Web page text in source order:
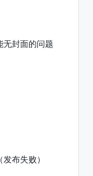
无封面的问题
布失败）